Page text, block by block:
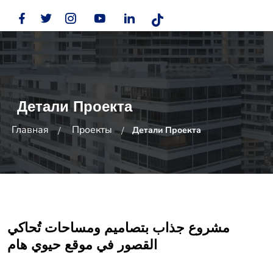
Детали Проекта
Главная Проекты Детали Проекта
مشروع جذاب بتصاميم ومساحات تُحاكي
القصور في موقع حيوي هام